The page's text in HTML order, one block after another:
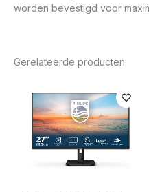
worden bevestigd voor
Gerelateerde producten